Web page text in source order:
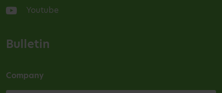
Youtube
Bulletin
Company